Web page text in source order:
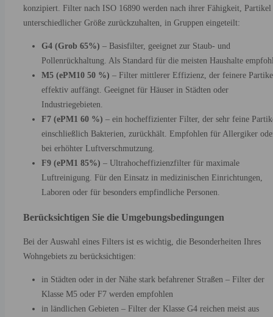
konzipiert. Filter nach ISO 16890 werden nach ihrer Fähigkeit, Partikel
unterschiedlicher Größe zurückzuhalten, in Gruppen eingeteilt:
G4 (Grob 65%) – Basisfilter, geeignet zur Staub- und
Pollenrückhaltung. Als Standard für die meisten Haushalte
M5 (ePM10 50 %) – Filter mittlerer Effizienz, der feinere
effektiv auffängt. Geeignet für Häuser in Städten oder
Industriegebieten.
F7 (ePM1 60 %) – ein hocheffizienter Filter, der sehr feine
einschließlich Bakterien, zurückhält. Empfohlen für Allergiker
bei erhöhter Luftverschmutzung.
F9 (ePM1 85%) – Ultrahocheffizienzfilter für maximale
Luftreinigung. Für den Einsatz in medizinischen Einrichtungen,
Laboren oder für besonders empfindliche Personen.
Berücksichtigen Sie die Umgebungsbedingungen
Bei der Auswahl eines Filters ist es wichtig, die Besonderheiten Ihres
Wohngebiets zu berücksichtigen:
in Städten oder in der Nähe stark befahrener Straßen – Filter der
Klasse M5 oder F7 werden empfohlen
in ländlichen Gebieten – Filter der Klasse G4 reichen meist aus